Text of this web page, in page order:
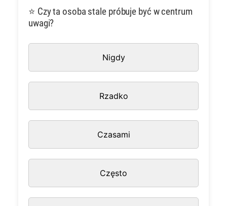
⭐ Czy ta osoba stale próbuje być w centrum
uwagi?
Nigdy
Rzadko
Czasami
Często